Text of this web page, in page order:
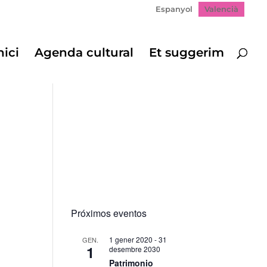
Espanyol Valencià
Agenda cultural Et suggerim
Próximos eventos
GEN.
1
1 gener 2020 -31
desembre 2030
Patrimonio